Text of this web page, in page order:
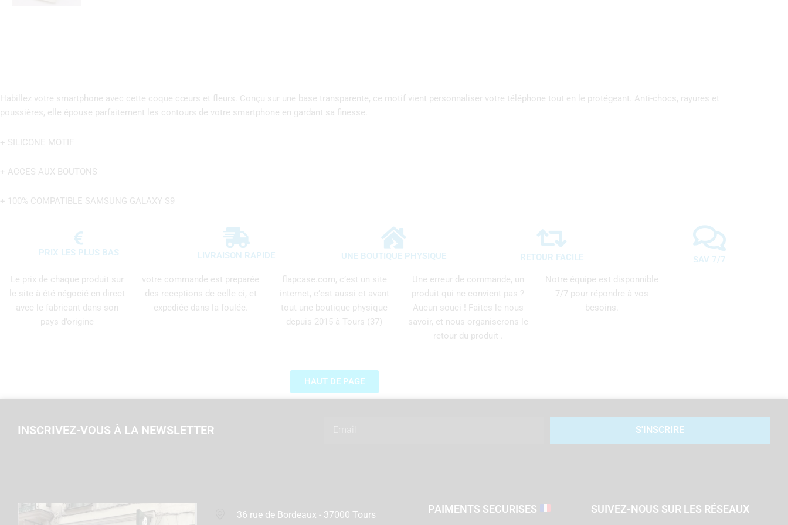
Habillez votre smartphone avec cette coque cœurs et fleurs. Conçu sur une base transparente, ce motif vient personnaliser votre téléphone tout en le protégeant. Anti-chocs, rayures et
poussières, elle épouse parfaitement les contours de votre smartphone en gardant sa finesse.
+ SILICONE MOTIF
+ ACCES AUX BOUTONS
+ 100% COMPATIBLE SAMSUNG GALAXY S9
PRIX LES PLUS BAS LIVRAISON RAPIDE UNE BOUTIQUE PHYSIQUE RETOUR FACILE
SAV 7/7
Le prix de chaque produit sur
le site à été négocié en direct
avec le fabricant dans son
pays d’origine
votre commande est preparée
des receptions de celle ci, et
expediée dans la foulée.
flapcase.com, c’est un site
internet, c’est aussi et avant
tout une boutique physique
depuis 2015 à Tours (37)
Une erreur de commande, un
produit qui ne convient pas ?
Aucun souci ! Faites le nous
savoir, et nous organiserons le
retour du produit .
Notre équipe est disponnible
7/7 pour répondre à vos
besoins.
HAUT DE PAGE
INSCRIVEZ-VOUS À LA NEWSLETTER S'INSCRIRE
36 rue de Bordeaux - 37000 Tours
PAIMENTS SECURISES SUIVEZ-NOUS SUR LES RÉSEAUX